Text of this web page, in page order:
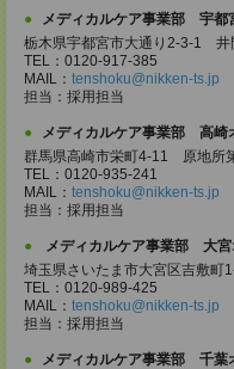
メディカルケア事業部 宇都
栃木県宇都宮市大通り2-3-1 井
TEL：0120-917-385
MAIL： tenshoku@nikken-ts.jp
担当：採用担当
メディカルケア事業部 高崎
群馬県高崎市栄町4-11 原地所
TEL：0120-935-241
MAIL： tenshoku@nikken-ts.jp
担当：採用担当
メディカルケア事業部 大宮
埼玉県さいたま市大宮区吉敷
TEL：0120-989-425
MAIL： tenshoku@nikken-ts.jp
担当：採用担当
メディカルケア事業部 千葉